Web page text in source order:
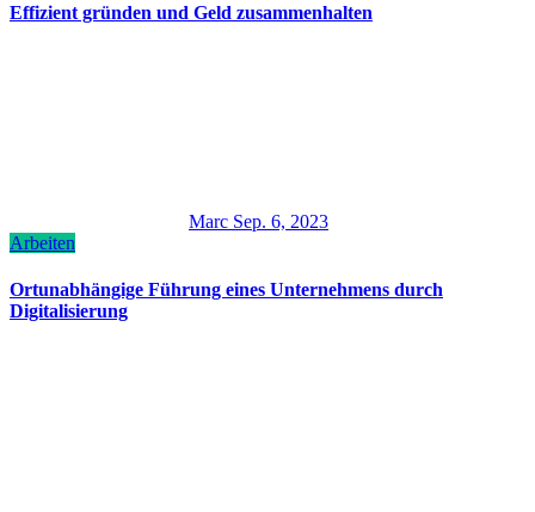
Effizient gründen und Geld zusammenhalten
Marc Sep. 6, 2023
Arbeiten
Ortunabhängige Führung eines Unternehmens durch
Digitalisierung